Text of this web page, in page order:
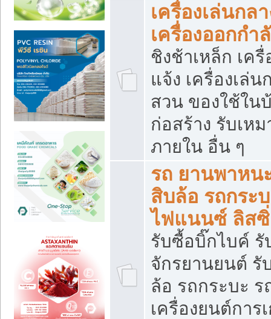
เครื่องเล่นกล
เครื่องออกกำ
ชิงช้าเหล็ก เค
แจ้ง เครื่องเล่น
สวน ของใช้ใน
ก่อสร้าง รับเห
ภายใน อื่น ๆ
รถ ยานพาหน
สิบล้อ รถกระ
ไฟแนนซ์ ลิส
รับซื้อบิ๊กไบค์
จักรยานยนต์ รั
ล้อ รถกระบะ
เครื่องยนต์การ